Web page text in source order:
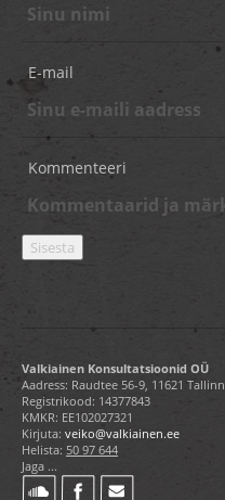
E-mail
Kommenteeri
Valkiainen Konsultatsioonid OÜ
Aadress: Raudtee 56-9, 11621 Tallinn
Registrikood: 14377843
KMKR: EE102027321
Kirjuta: veiko@valkiainen.ee
Helista: 50 97 644
Jaga ...